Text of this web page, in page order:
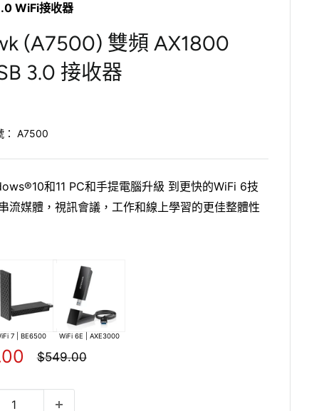
WiFi接收器
(A7500) 雙頻 AX1800
3.0 接收器
：A7500
和11 PC和手提電腦升級 到更快的WiFi 6技
流媒體，視訊會議，工作和線上學習的更佳整體性
7 | BE6500 WiFi 6E | AXE3000
正
格
$549.00